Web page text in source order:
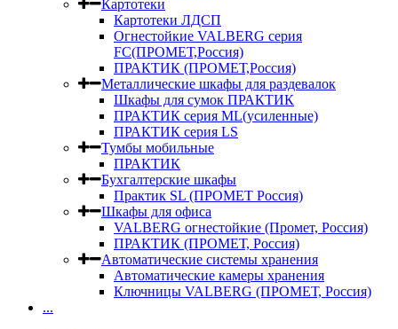
Картотеки
Картотеки ЛДСП
Огнестойкие VALBERG серия
FC(ПРОМЕТ,Россия)
ПРАКТИК (ПРОМЕТ,Россия)
Металлические шкафы для раздевалок
Шкафы для сумок ПРАКТИК
ПРАКТИК серия ML(усиленные)
ПРАКТИК серия LS
Тумбы мобильные
ПРАКТИК
Бухгалтерские шкафы
Практик SL (ПРОМЕТ Россия)
Шкафы для офиса
VALBERG огнестойкие (Промет, Россия)
ПРАКТИК (ПРОМЕТ, Россия)
Автоматические системы хранения
Автоматические камеры хранения
Ключницы VALBERG (ПРОМЕТ, Россия)
...